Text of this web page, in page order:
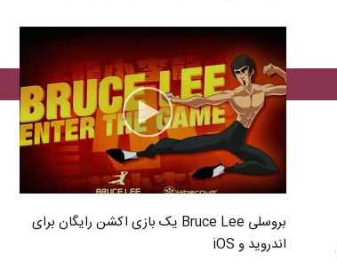
بروسلی Bruce Lee یک بازی اکشن رایگان برای
اندروید و iOS